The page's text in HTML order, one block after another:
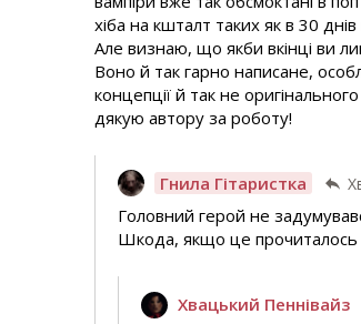
хіба на кшталт таких як в 30 днів
Але визнаю, що якби вкінці ви
Воно й так гарно написане,
концепції й так не
дякую автору за роботу!
Гнила Гітаристка
Головний герой не
Шкода, якщо це прочиталось
Хвацький Пеннівайз